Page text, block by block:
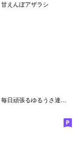
甘えんぼアザラシ